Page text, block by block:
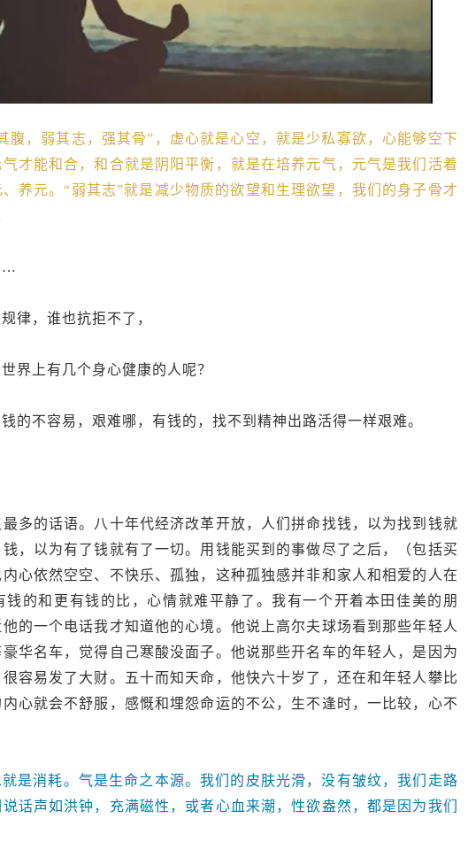
腹，弱其志，强其骨”，虚心就是心空，就是少私寡欲，心能够空下
才能和合，和合就是阴阳平衡，就是在培养元气，元气是我们活着
养元。“弱其志”就是减少物质的欲望和生理欲望，我们的身子骨才
律，谁也抗拒不了，
界上有几个身心健康的人呢？
的不容易，艰难哪，有钱的，找不到精神出路活得一样艰难。
多的话语。八十年代经济改革开放，人们拼命找钱，以为找到钱就
，以为有了钱就有了一切。用钱能买到的事做尽了之后，（包括买
心依然空空、不快乐、孤独，这种孤独感并非和家人和相爱的人在
钱的和更有钱的比，心情就难平静了。我有一个开着本田佳美的朋
的一个电话我才知道他的心境。他说上高尔夫球场看到那些年轻人
华名车，觉得自己寒酸没面子。他说那些开名车的年轻人，是因为
容易发了大财。五十而知天命，他快六十岁了，还在和年轻人攀比
心就会不舒服，感慨和埋怨命运的不公，生不逢时，一比较，心不
是消耗。气是生命之本源。我们的皮肤光滑，没有皱纹，我们走路
话声如洪钟，充满磁性，或者心血来潮，性欲盎然，都是因为我们